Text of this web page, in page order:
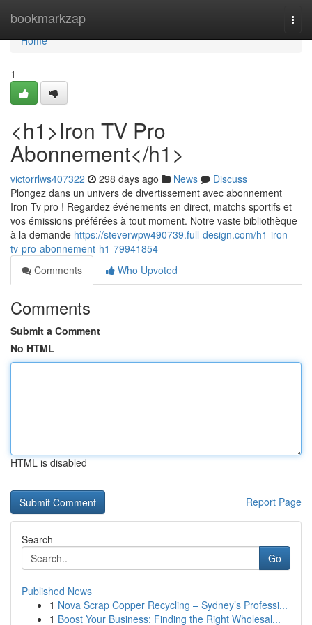
bookmarkzap
Home
Home
1
<h1>Iron TV Pro
Abonnement</h1>
victorrlws407322 298 days ago News
Discuss
Plongez dans un univers de divertissement avec abonnement
Iron Tv pro ! Regardez événements en direct, matchs sportifs et
vos émissions préférées à tout moment. Notre vaste bibliothèque
à la demande https://steverwpw490739.full-design.com/h1-iron-
tv-pro-abonnement-h1-79941854
Comments
Who Upvoted
Comments
Submit a Comment
No HTML
HTML is disabled
Report Page
Search
Go
Published News
1 Nova Scrap Copper Recycling – Sydney’s Professi...
1 Boost Your Business: Finding the Right Wholesal...